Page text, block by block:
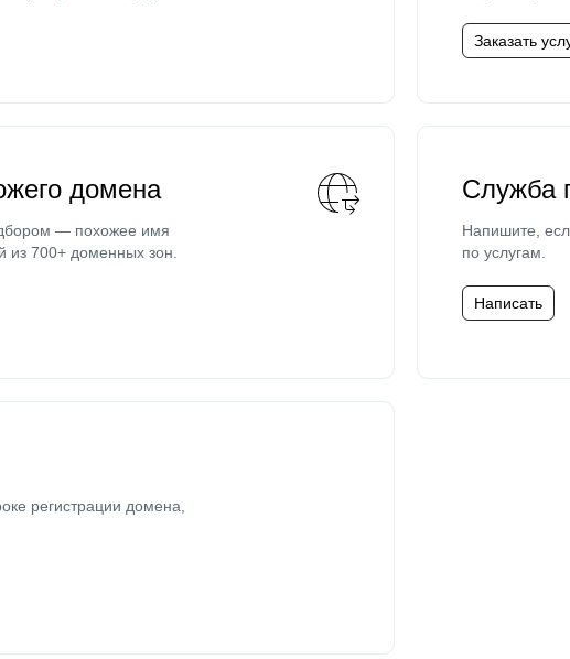
Заказать
домена
— похожее имя
из 700+ доменных зон.
Служба
Напишите,
по услугам.
Написать
регистрации домена,